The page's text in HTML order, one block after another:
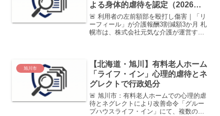
よる身体的虐待を認定（2026年5
月発表）
🚨 利用者の左前額部を殴打し傷害｜「リ
ーフィール」が介護報酬3割減額3か月 札
幌市は、株式会社元気な介護が運営する
月1日、...
旭川市
【北海道・旭川】有料老人ホーム
「ライフ・イン」心理的虐待とネ
グレクトで行政処分
🚨 旭川市：有料老人ホームでの心理的虐
待とネグレクトにより改善命令「グルー
プハウスライフ・イン」にて、複数の職